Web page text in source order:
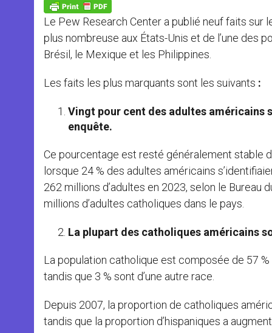
p
p
g
e
r
o
k
Le Pew Research Center a publié neuf faits sur
plus nombreuse aux États-Unis et de l’une des
Brésil, le Mexique et les Philippines.
Les faits les plus marquants sont les suivants :
Vingt pour cent des adultes américains
enquête.
Ce pourcentage est resté généralement stable
lorsque 24 % des adultes américains
262 millions d’adultes en 2023, selon le Bureau
millions d’adultes catholiques dans le pays.
La plupart des catholiques américains
La population catholique est composée de 57 %
tandis que 3 % sont d’une autre race.
Depuis 2007, la proportion de catholiques
tandis que la proportion d’hispaniques a